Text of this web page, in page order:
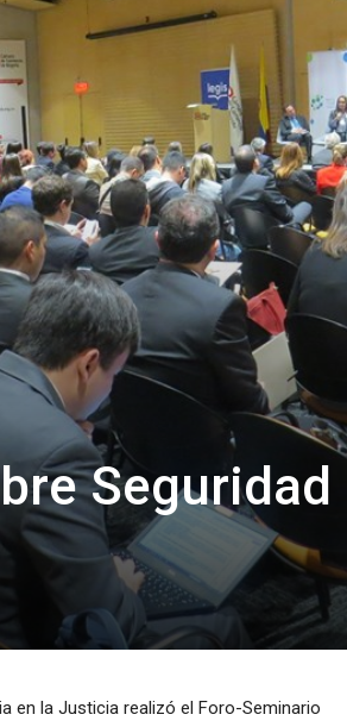
Seguridad
en la Justicia realizó el Foro-Seminario